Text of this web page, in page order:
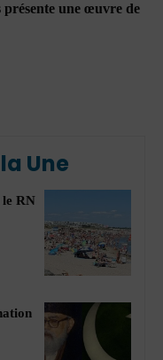
une œuvre de
Une
le RN